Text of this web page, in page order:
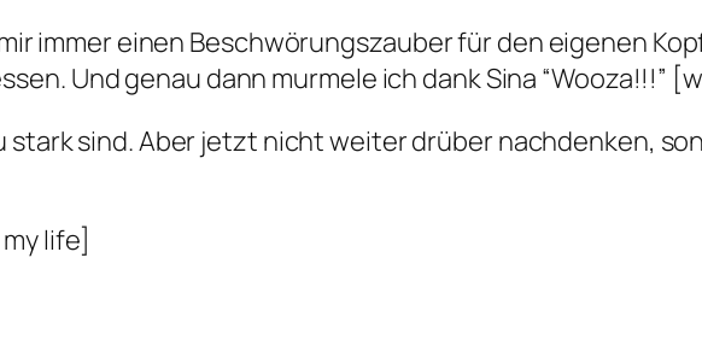
immer einen Beschwörungszauber für den eigenen
Und genau dann murmele ich dank Sina “Wooza!!!”
stark sind. Aber jetzt nicht weiter drüber nachdenken,
life]